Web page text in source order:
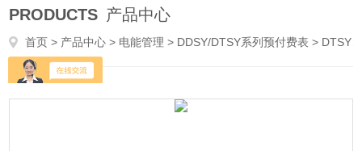
PRODUCTS 产品中心
首页 > 产品中心 > 电能管理 > DDSY/DTSY系列预付费表 > DTSY1352-NK/2CF带峰谷电价预付费电表